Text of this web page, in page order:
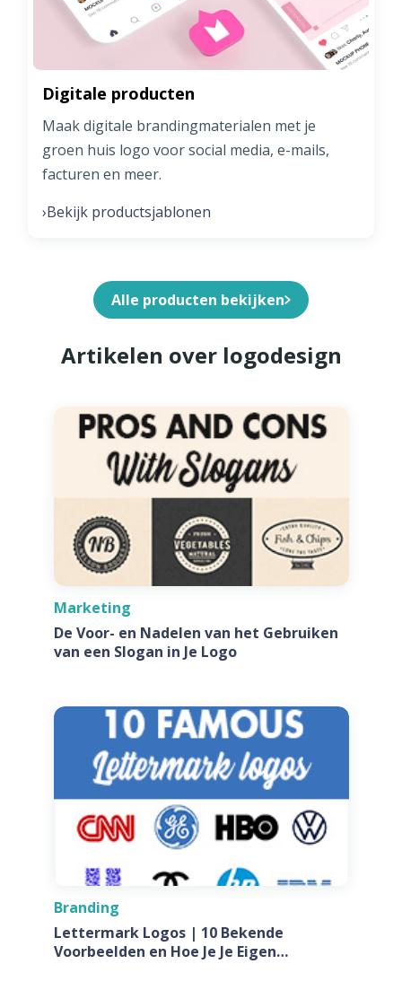
Digitale producten
Maak digitale brandingmaterialen met je
groen huis logo voor social media, e-mails,
facturen en meer.
›Bekijk productsjablonen
Alle producten bekijken
Artikelen over logodesign
Marketing
De Voor- en Nadelen van het Gebruiken
van een Slogan in Je Logo
Branding
Lettermark Logos | 10 Bekende
Voorbeelden en Hoe Je Je Eigen